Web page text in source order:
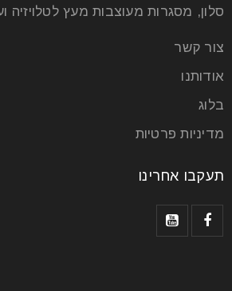
איך לבחור את הכורסה
עבורכם?
23
הכורסאות של אמריקן קומפורט ידועות
מחפשים כורסה לקריאה,
סלון, מסגרות מעוצבות מעץ לטלויזיה
צור קשר
אודותנו
בלוג
מדיניות פרטיות
תעקבו אחרינו